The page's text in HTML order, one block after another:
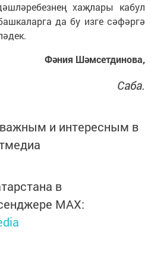
хаҗлары кабул
да бу изге сәфәргә
Фәния Шәмсетдинова,
Саба.
и интересным в
в
MАХ: